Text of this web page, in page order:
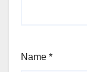
Name *